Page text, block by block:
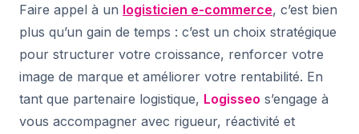
Faire appel à un logisticien e-commerce, c’est bien
plus qu’un gain de temps : c’est un choix stratégique
pour structurer votre croissance, renforcer votre
image de marque et améliorer votre rentabilité. En
tant que partenaire logistique, Logisseo s’engage à
vous accompagner avec rigueur, réactivité et